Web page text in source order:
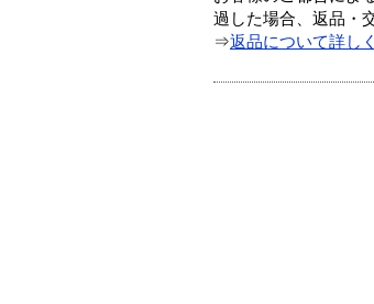
過した場合、返品・
⇒返品について詳し